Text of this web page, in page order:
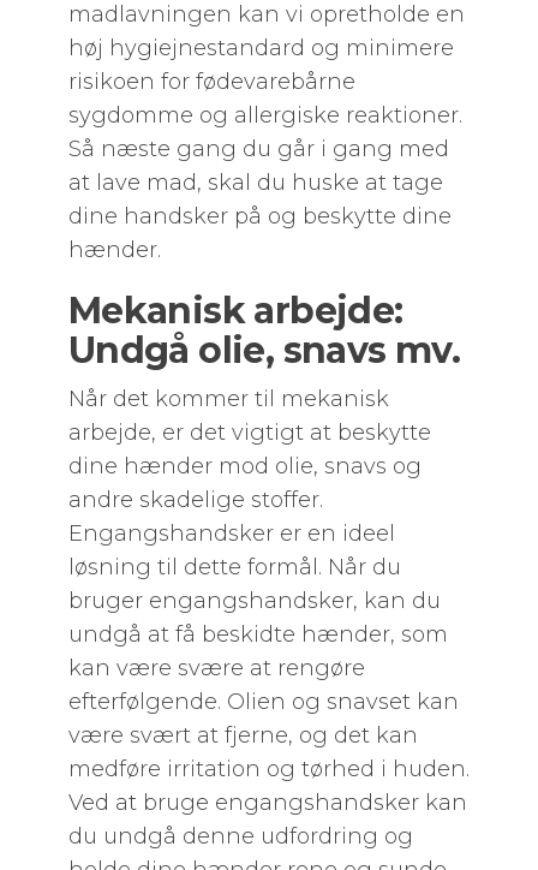
madlavningen kan vi opretholde en
høj hygiejnestandard og minimere
risikoen for fødevarebårne
sygdomme og allergiske reaktioner.
Så næste gang du går i gang med
at lave mad, skal du huske at tage
dine handsker på og beskytte dine
hænder.
Mekanisk arbejde:
Undgå olie, snavs mv.
Når det kommer til mekanisk
arbejde, er det vigtigt at beskytte
dine hænder mod olie, snavs og
andre skadelige stoffer.
Engangshandsker er en ideel
løsning til dette formål. Når du
bruger engangshandsker, kan du
undgå at få beskidte hænder, som
kan være svære at rengøre
efterfølgende. Olien og snavset kan
være svært at fjerne, og det kan
medføre irritation og tørhed i huden.
Ved at bruge engangshandsker kan
du undgå denne udfordring og